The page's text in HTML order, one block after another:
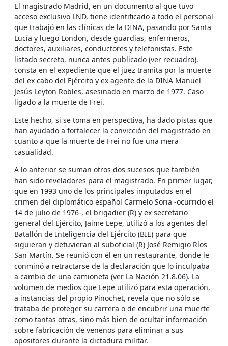
El magistrado Madrid, en un documento al que tuvo
acceso exclusivo LND, tiene identificado a todo el personal
que trabajó en las clínicas de la DINA, pasando por Santa
Lucía y luego London, desde guardias, enfermeros,
doctores, auxiliares, conductores y telefonistas. Este
listado secreto, nunca antes publicado (ver recuadro),
consta en el expediente que el juez tramita por la muerte
del ex cabo del Ejército y ex agente de la DINA Manuel
Jesús Leyton Robles, asesinado en marzo de 1977. Caso
ligado a la muerte de Frei.
Este hecho, si se toma en perspectiva, ha dado pistas que
han ayudado a fortalecer la convicción del magistrado en
cuanto a que la muerte de Frei no fue una mera
casualidad.
A lo anterior se suman otros dos sucesos que también
han sido reveladores para el magistrado. En primer lugar,
que en 1993 uno de los principales imputados en el
crimen del diplomático español Carmelo Soria -ocurrido el
14 de julio de 1976-, el brigadier (R) y ex secretario
general del Ejército, Jaime Lepe, utilizó a los agentes del
Batallón de Inteligencia del Ejército (BIE) para que
siguieran y detuvieran al suboficial (R) José Remigio Ríos
San Martín. Se reunió con él en un restaurante, donde le
conminó a retractarse de la declaración que lo inculpaba
a cambio de una camioneta (ver La Nación 21.8.06). La
volumen de medios que Lepe utilizó para esta operación,
a instancias del propio Pinochet, revela que no sólo se
trataba de proteger su carrera o de encubrir una muerte
como tantas otras, sino más bien de ocultar información
sobre fabricación de venenos para eliminar a sus
opositores durante la dictadura militar.